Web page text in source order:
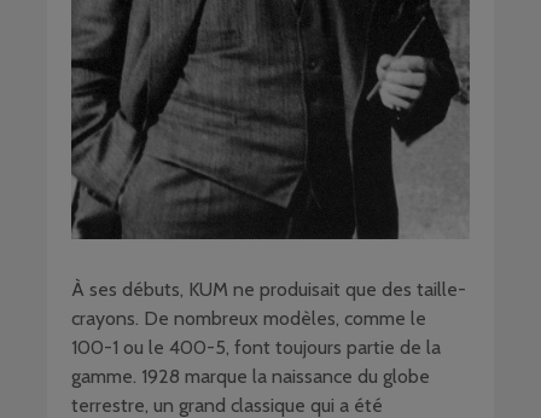
À ses débuts, KUM ne produisait que des taille-
crayons. De nombreux modèles, comme le
100-1 ou le 400-5, font toujours partie de la
gamme. 1928 marque la naissance du globe
terrestre, un grand classique qui a été